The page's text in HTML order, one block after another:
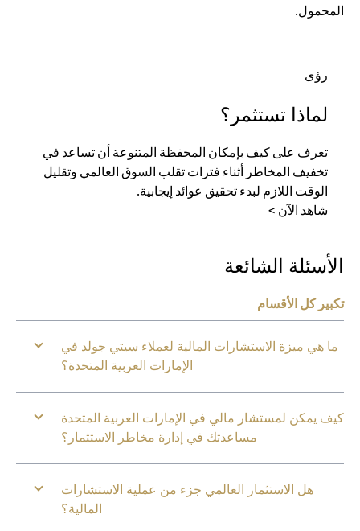
المحمول.
رؤى
لماذا تستثمر؟
تعرف على كيف بإمكان المحفظة المتنوعة أن تساعد في
تخفيف المخاطر أثناء فترات تقلب السوق العالمي وتقليل
الوقت اللازم لبدء تحقيق عوائد إيجابية.
شاهد الآن >
الأسئلة الشائعة
تكبير كل الأقسام
ما هي ميزة الاستشارات المالية لعملاء سيتي جولد في
الإمارات العربية المتحدة؟
كيف يمكن لمستشار مالي في الإمارات العربية المتحدة
مساعدتك في إدارة مخاطر الاستثمار؟
هل الاستثمار العالمي جزء من عملية الاستشارات
المالية؟